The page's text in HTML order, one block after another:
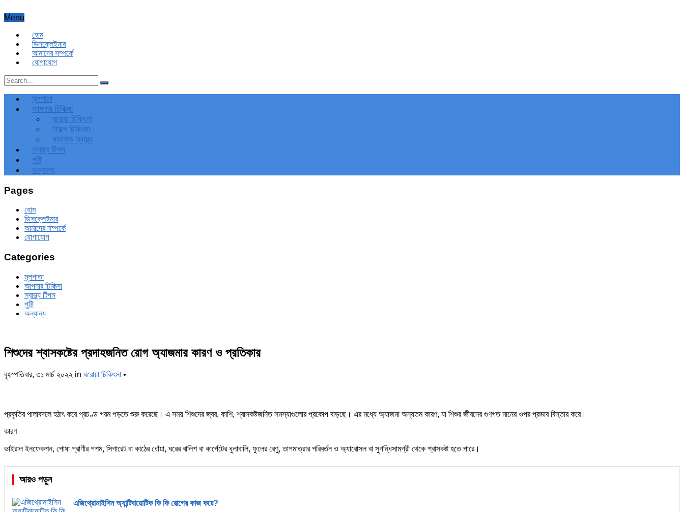
Menu
হোম
ডিসক্লেইমার
আমাদের সম্পর্কে
যোগাযোগ
মূলপাতা
আপনার চিকিত্‍সা
ঘরোয়া চিকিৎসা
বিকল্প চিকিৎসা
মানসিক স্বাস্থ্য
স্বাস্থ্য টিপস
পুষ্টি
অন্যান্য
Pages
হোম
ডিসক্লেইমার
আমাদের সম্পর্কে
যোগাযোগ
Categories
মূলপাতা
আপনার চিকিত্‍সা
স্বাস্থ্য টিপস
পুষ্টি
অন্যান্য
শিশুদের শ্বাসকষ্টের প্রদাহজনিত রোগ অ্যাজমার কারণ ও প্রতিকার
বৃহস্পতিবার, ৩১ মার্চ ২০২২ in ঘরোয়া চিকিৎসা •
প্রকৃতির পালাবদলে হঠাৎ করে প্রচণ্ড গরম পড়তে শুরু করেছে। এ সময় শিশুদের জ্বর, কাশি, শ্বাসকষ্টজনিত সমস্যাগুলোর প্রকোপ বাড়ছে। এর মধ্যে অ্যাজমা অন্যতম কারণ, যা শিশুর জীবনের গুণগত মানের ওপর প্রভাব বিস্তার করে।
কারণ
ভাইরাল ইনফেকশন, পোষা প্রাণীর পশম, সিগারেট বা কাঠের ধোঁয়া, ঘরের বালিশ বা কার্পেটের ধুলাবালি, ফুলের রেণু, তাপমাত্রার পরিবর্তন ও অ্যারোসল বা সুগন্ধিসামগ্রী থেকে শ্বাসকষ্ট হতে পারে।
আরও পড়ুন
এজিথ্রোমাইসিন অ্যান্টিবায়োটিক কি কি রোগের কাজ করে?